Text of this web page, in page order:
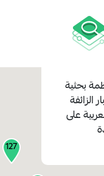
127
بحثية
الزائفة
على